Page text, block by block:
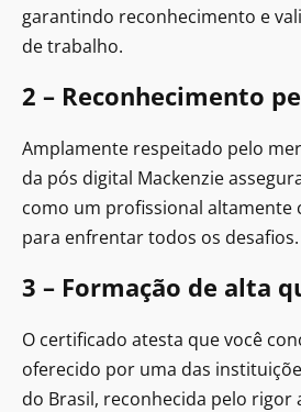
garantindo reconhecimento e
de trabalho.
2 – Reconhecimento
Amplamente respeitado pelo
da pós digital Mackenzie
como um profissional altamente
para enfrentar todos os desafios.
3 – Formação de alta
O certificado atesta que você
oferecido por uma das
do Brasil, reconhecida pelo rigor